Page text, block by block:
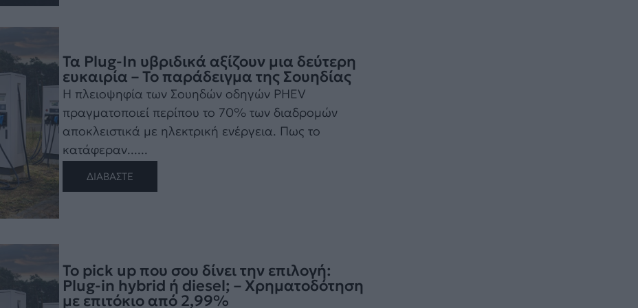
Τα Plug-In υβριδικά αξίζουν μια δεύτερη
ευκαιρία – Το παράδειγμα της Σουηδίας
Η πλειοψηφία των Σουηδών οδηγών PHEV
πραγματοποιεί περίπου το 70% των διαδρομών
αποκλειστικά με ηλεκτρική ενέργεια. Πως το
κατάφεραν......
ΔΙΑΒΑΣΤΕ
Το pick up που σου δίνει την επιλογή:
Plug-in hybrid ή diesel; – Χρηματοδότηση
με επιτόκιο από 2,99%